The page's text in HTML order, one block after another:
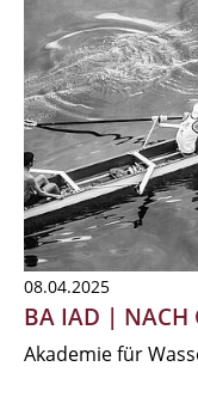
08.04.2025
BA IAD | NACH
Akademie für